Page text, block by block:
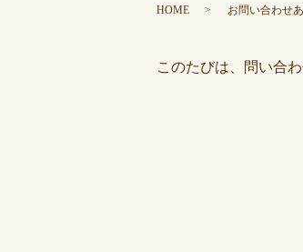
HOME お問い合わせ
このたびは、問い合